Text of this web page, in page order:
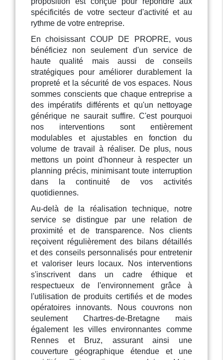
spécificités de votre secteur d'activité et au
rythme de votre entreprise.
En choisissant COUP DE PROPRE, vous
bénéficiez non seulement d'un service de
haute qualité mais aussi de conseils
stratégiques pour améliorer durablement la
propreté et la sécurité de vos espaces. Nous
sommes conscients que chaque entreprise a
des impératifs différents et qu'un nettoyage
générique ne saurait suffire. C'est pourquoi
nos interventions sont entièrement
modulables et ajustables en fonction du
volume de travail à réaliser. De plus, nous
mettons un point d'honneur à respecter un
planning précis, minimisant toute interruption
dans la continuité de vos activités
quotidiennes.
Au-delà de la réalisation technique, notre
service se distingue par une relation de
proximité et de transparence. Nos clients
reçoivent régulièrement des bilans détaillés
et des conseils personnalisés pour entretenir
et valoriser leurs locaux. Nos interventions
s'inscrivent dans un cadre éthique et
respectueux de l'environnement grâce à
l'utilisation de produits certifiés et de modes
opératoires innovants. Nous couvrons non
seulement Chartres-de-Bretagne mais
également les villes environnantes comme
Rennes et Bruz, assurant ainsi une
couverture géographique étendue et une